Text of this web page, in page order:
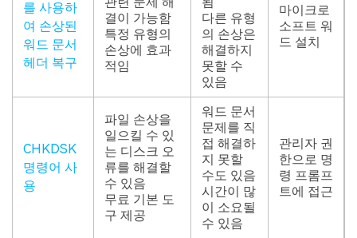
를 사용하
여 손상된
워드 문서
헤더 복구
결이 가능함
특정 유형의
손상에 효과
적임
다른 유형
의 손상은
해결하지
못할 수
있음
마이크로
소프트 워
드 설치
CHKDSK
명령어 사
용
파일 손상을
일으킬 수 있
는 디스크 오
류를 해결할
수 있음
무료 기본 도
구 제공
워드 문서
문제를 직
접 해결하
지 못할
수도 있음
시간이 많
이 소요될
수 있음
관리자 권
한으로 명
령 프롬프
트에 접근